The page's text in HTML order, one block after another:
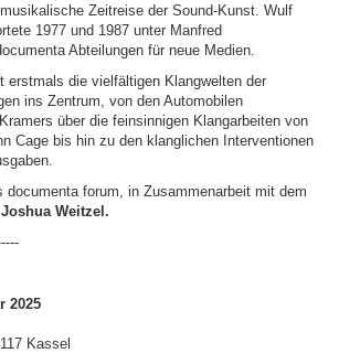
Zeitreise der Sound-Kunst. Wulf
1977 und 1987 unter Manfred
Abteilungen für neue Medien.
erstmals die vielfältigen Klangwelten der
ins Zentrum, von den Automobilen
über die feinsinnigen Klangarbeiten von
Cage bis hin zu den klanglichen Interventionen
documenta forum, in Zusammenarbeit mit dem
Joshua Weitzel.
2025
Kassel